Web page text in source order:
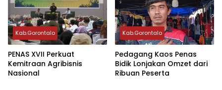
Kab.Gorontalo
PENAS XVII Perkuat
Kemitraan Agribisnis
Nasional
Kab.Gorontalo
Pedagang Kaos Penas
Bidik Lonjakan Omzet dari
Ribuan Peserta